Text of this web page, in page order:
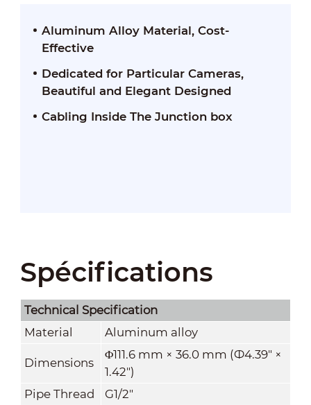
Aluminum Alloy Material, Cost-
Effective
Dedicated for Particular Cameras,
Beautiful and Elegant Designed
Cabling Inside The Junction box
Spécifications
Technical Speciﬁcation
Material
Aluminum alloy
Dimensions
Φ111.6 mm × 36.0 mm (Ф4.39" ×
1.42")
Pipe Thread
G1/2"